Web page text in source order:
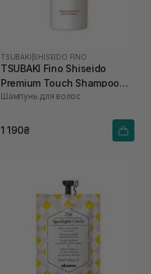
TSUBAKI SHISEIDO FINO
TSUBAKI Fino Shiseido
Premium Touch Shampoo
550 мл
Шампунь для волос
1 190₴